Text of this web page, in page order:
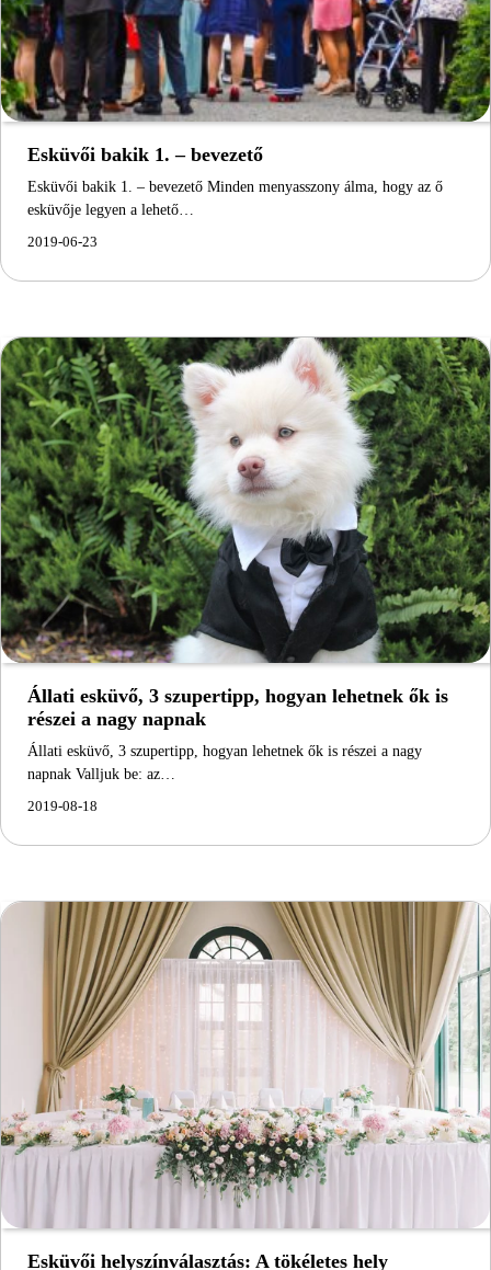
Esküvői bakik 1. – bevezető
Esküvői bakik 1. – bevezető Minden menyasszony álma, hogy az ő
esküvője legyen a lehető…
2019-06-23
Állati esküvő, 3 szupertipp, hogyan lehetnek ők is
részei a nagy napnak
Állati esküvő, 3 szupertipp, hogyan lehetnek ők is részei a nagy
napnak Valljuk be: az…
2019-08-18
Esküvői helyszínválasztás: A tökéletes hely